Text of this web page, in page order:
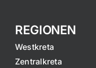
REGIONEN
Westkreta
Zentralkreta